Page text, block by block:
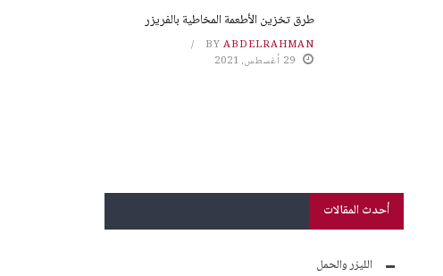
طرق تخزين الأطعمة المخاطية بالفريزر
BY ABDELRAHMAN
29 أغسطس، 2021
أحدث المقالات
الليزر والحمل